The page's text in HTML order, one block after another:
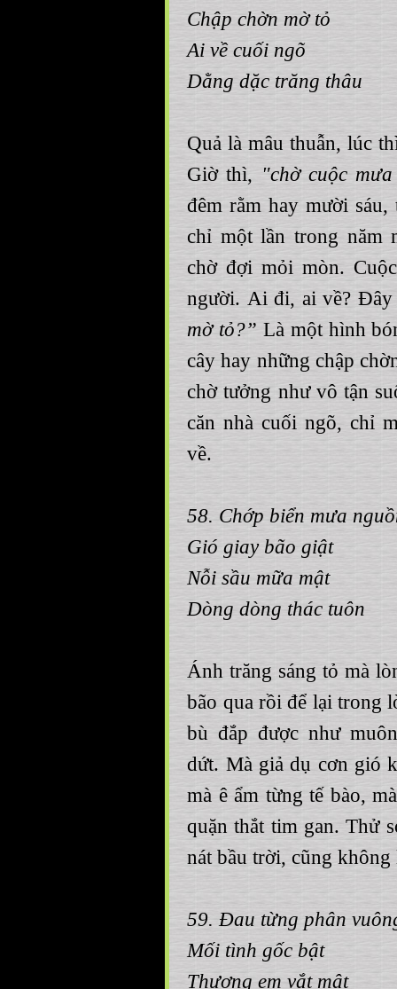
Chập chờn mờ tỏ
Ai về cuối ngõ
Dằng dặc trăng thâu
Quả là mâu thuẫn, lúc
Giờ thì, "chờ cuộc
đêm rằm hay mười sáu,
chỉ một lần trong năm
chờ đợi mỏi mòn.
người. Ai đi, ai về?
mờ tỏ?” Là một hình
cây hay những chập
chờ tưởng như vô tận
căn nhà cuối ngõ, chỉ
về.
58. Chớp biển mưa
Gió giay bão giật
Nỗi sầu mữa mật
Dòng dòng thác tuôn
Ánh trăng sáng tỏ mà
bão qua rồi để lại trong
bù đắp được như
dứt. Mà giả dụ cơn gió
mà ê ẩm từng tế bào,
quặn thắt tim gan. Thử
nát bầu trời, cũng
59. Đau từng phân
Mối tình gốc bật
Thương em vắt mật